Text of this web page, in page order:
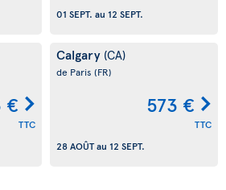
01 SEPT. au 12 SEPT.
€
TTC
Calgary (CA)
de Paris (FR)
573 €
TTC
28 AOÛTau 12 SEPT.